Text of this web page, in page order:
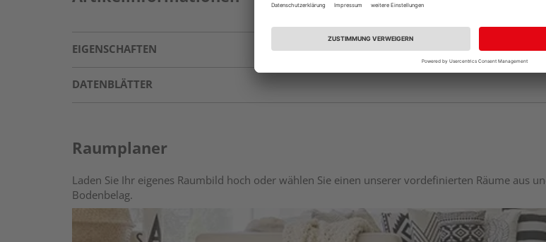
EIGENSCHAFTEN
DATENBLÄTTER
Raumplaner
Laden Sie Ihr eigenes Raumbild hoch oder wählen Sie einen unserer vordefinierten Räume aus
Bodenbelag.